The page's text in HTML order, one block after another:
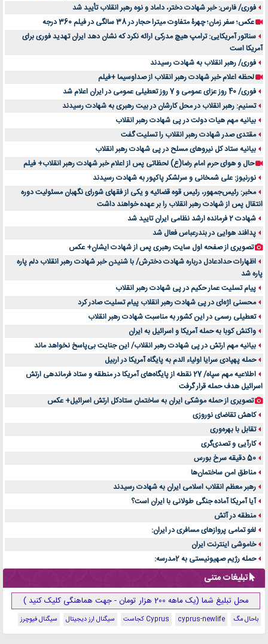
فوری/ فارس: خبر شهادت دختر، داماد و نوه رهبر انقلاب تأیید شد
عکس؛ سفر زمان؛ چهرۀ متفاوت میترا حجار در 38 سالگی در فیلم 360 درجه
سناتور آمریکایی: ترامپ هیچ مدرکی ارائه نکرد که نشان دهد ایران تهدید فوری برای
آمریکا است
فوری/ رهبر انقلاب به شهادت رسیدند
لحظه اعلام خبر شهادت رهبر انقلاب از صداوسیما +فیلم
فوری/ 40 روز عزای عمومی و 7 روز تعطیلی عمومی در ایران اعلام شد
تسنیم: رهبر انقلاب در محل کارشان در بیت رهبری به شهادت رسیدند
بیانیه مهم هیات دولت در پی شهادت رهبر انقلاب
مقتدی صدر شهادت رهبر انقلاب را تسلیت گفت
بیانیه ستاد کل نیروهای مسلح در پی شهادت رهبر انقلاب
حال و هوای حرم امام رضا(ع) لحظاتی پس از اعلام خبر شهادت رهبر انقلاب+ فیلم
نورنیوز: علی شمخانی و سرلشکر پاکپور به شهادت رسیدند
مخبر: رئیس‌جمهور، رئیس قوه ‌قضائیه و یکی از فقهای شورای نگهبان مسئولیت دوره
انتقال پس ‌از شهادت رهبر انقلاب را بر عهده خواهند داشت
شهادت 2 فرمانده ارشد نظامی ایران تایید شد
پدافند هوایی در بندرعباس فعال شد
تصویری از صفحه اول سایت رهبری پس از شهادت ایشان+ عکس
اظهارات حدادعادل درباره شهادت دخترش/ با شنیدن خبر شهادت رهبر انقلاب دلم پاره
پاره شد
پیام تسلیت عمار حکیم در پی شهادت رهبر انقلاب
محسنی اژه‌ای در پی شهادت رهبر انقلاب پیام تسلیت صادر کرد
تعطیلی رسمی در این کشور به مناسبت شهادت رهبر انقلاب
واکنش کوبا به حمله آمریکا و اسرائیل به ایران
بیانیه مهم ارتش در پی شهادت رهبر انقلاب/ این جنایت بی‌پاسخ نخواهد ماند
حمله پهپادی سرایا اولیاء الدم به پایگاه آمریکا در اربیل
اطلاعیه مهم سپاه/ 27 نقطه از پایگاه‌های آمریکا در منطقه و ستاد فرماندهی ارتش
اسرائیل هدف حمله قرار گرفت
تصویری از حمله موشکی ایران به ساختمان ستادکل ارتش اسرائیل+ عکس
کاهش تقاضای نوروزی
تقابل با بهره‌وری
کارآیی و تصدی‌گری
50 دقیقه سرخ بورس
مناطق امن ساختمان‌ها
رهبر معظم انقلاب اسلامی ایران به شهادت رسیدند
آیا آمریکا آماده جنگی طولانی با ایران است؟
منطقه در آتش
لغو تمامی پروازهای مسافری در ایران:
خاموشی اینترنت ایران
حمله رژیم صهیونیستی به 2مدرسه:
تبلیغات متنی
محل تبلیغ شما (یک ماهه 200 هزار تومان - جهت هماهنگی کلیک کنید )
باحال مگ cyprus-newlife Cyprus کجاست سیگنال ارز دیجیتال سیگنال فیوچرز